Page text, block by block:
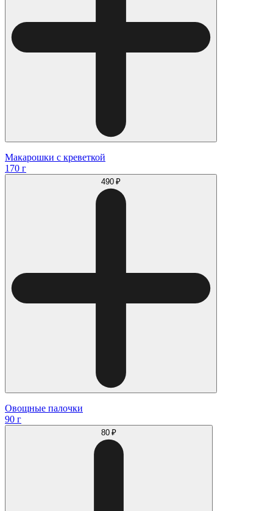
Макарошки с креветкой
170 г
490 ₽
Овощные палочки
90 г
80 ₽